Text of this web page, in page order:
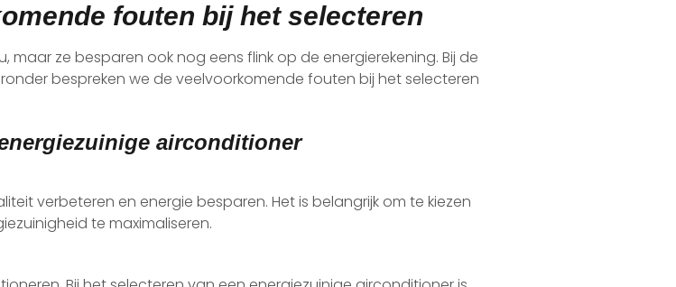
fouten bij het selecteren
maar ze besparen ook nog eens flink op de energierekening. Bij de
bespreken we de veelvoorkomende fouten bij het selecteren
airconditioner
verbeteren en energie besparen. Het is belangrijk om te kiezen
te maximaliseren.